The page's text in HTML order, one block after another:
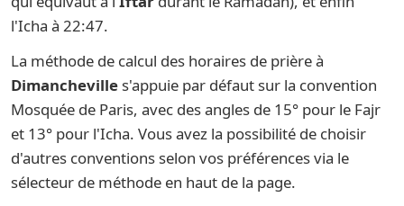
l'Icha à 22:47.
La méthode de calcul des horaires de prière à
Dimancheville s'appuie par défaut sur la convention
Mosquée de Paris, avec des angles de 15° pour le Fajr
et 13° pour l'Icha. Vous avez la possibilité de choisir
d'autres conventions selon vos préférences via le
sélecteur de méthode en haut de la page.